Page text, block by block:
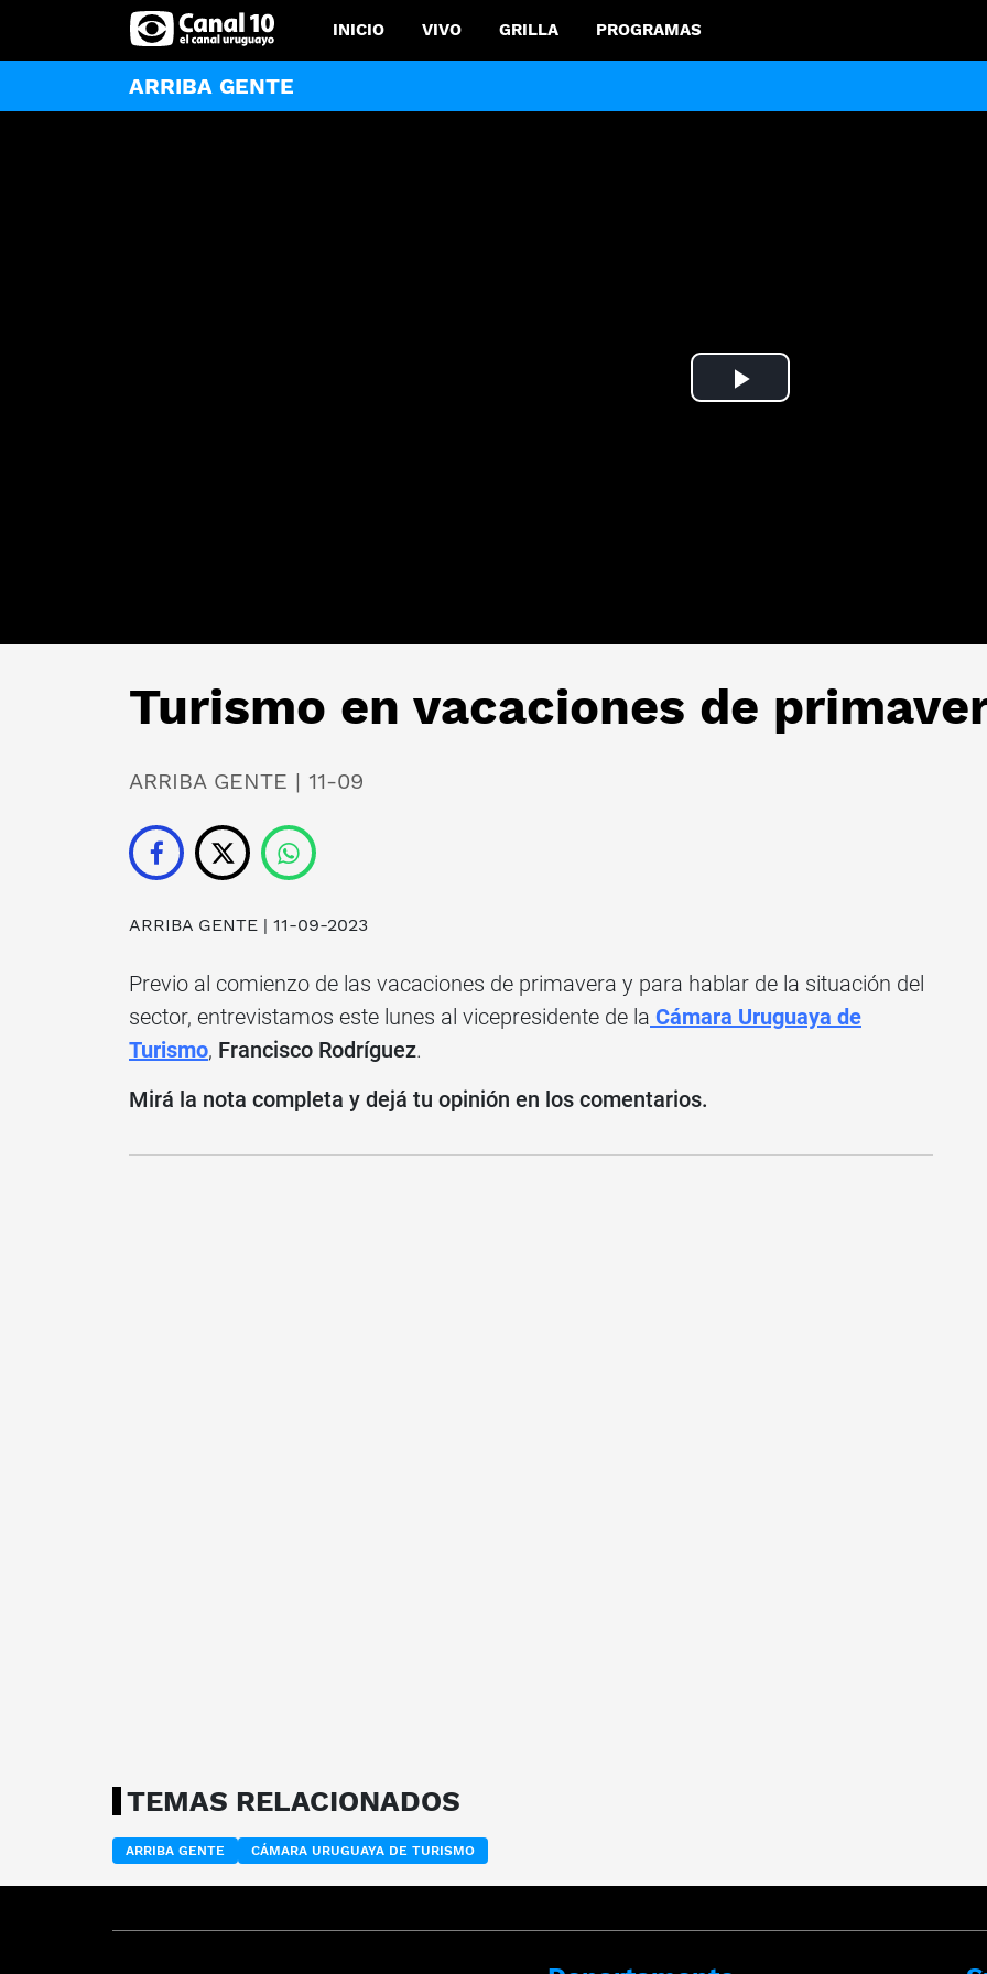
INICIO VIVO GRILLA PROGRAMAS
ARRIBA GENTE
Play
Turismo en vacaciones de
ARRIBA GENTE | 11-09
ARRIBA GENTE | 11-09-2023
Previo al comienzo de las vacaciones de primavera y para hablar de la situación del
sector, entrevistamos este lunes al vicepresidente de la Cámara Uruguaya de
Turismo, Francisco Rodríguez.
Mirá la nota completa y dejá tu opinión en los comentarios.
TEMAS RELACIONADOS
ARRIBA GENTE CÁMARA URUGUAYA DE TURISMO